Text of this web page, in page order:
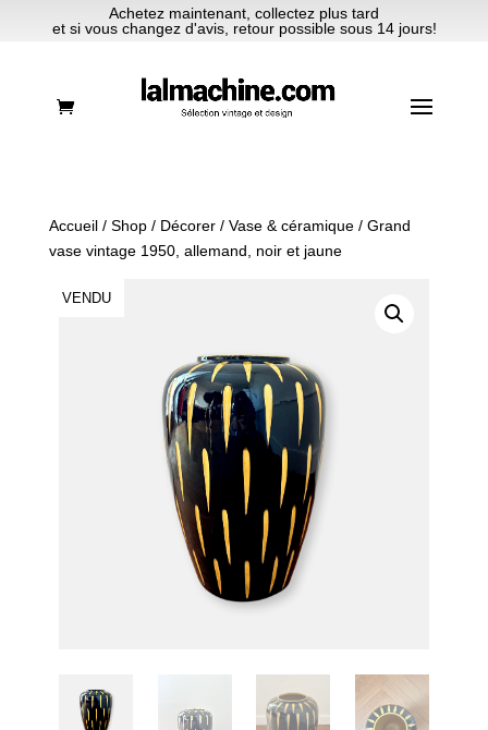
Achetez maintenant, collectez plus tard
et si vous changez d'avis, retour possible sous 14 jours!
Accueil/ Shop/ Décorer/ Vase & céramique/ Grand
vase vintage 1950, allemand, noir et jaune
VENDU